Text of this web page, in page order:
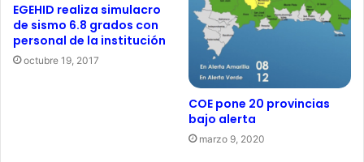
EGEHID realiza simulacro
de sismo 6.8 grados con
personal de la institución
octubre 19, 2017
COE pone 20 provincias
bajo alerta
marzo 9, 2020